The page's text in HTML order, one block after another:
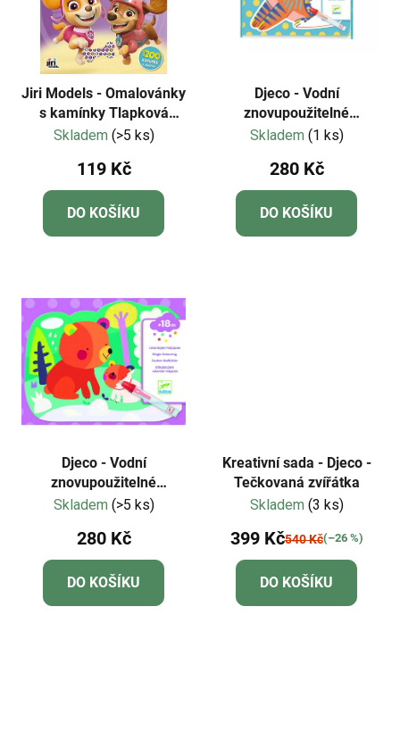
Jiri Models - Omalovánky
s kamínky Tlapková
patrola
Skladem (>5 ks)
119 Kč
DO KOŠÍKU
Djeco - Vodní
znovupoužitelné
malování - Koťátko a
Skladem (1 ks)
280 Kč
DO KOŠÍKU
Djeco - Vodní
znovupoužitelné
malování - Medvídci
Skladem (>5 ks)
280 Kč
DO KOŠÍKU
Kreativní sada - Djeco -
Tečkovaná zvířátka
Skladem (3 ks)
399 Kč540 Kč(–26 %)
DO KOŠÍKU